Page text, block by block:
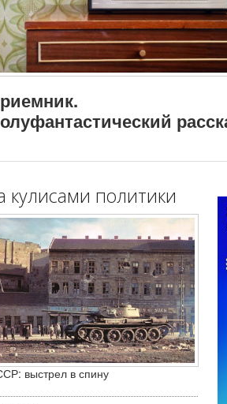
кулисами политики
выстрел в спину